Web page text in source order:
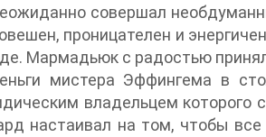
совершал
проницателен и
Мармадьюк с радостью
мистера Эффингема в
владельцем которого
настаивал на том, чтобы